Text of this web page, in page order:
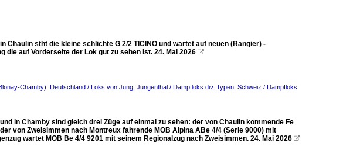
Chaulin stht die kleine schlichte G 2/2 TICINO und wartet auf neuen (Rangier) -
auf Vorderseite der Lok gut zu sehen ist. 24. Mai 2026 
Chamby) Deutschland / Loks von Jung, Jungenthal / Dampfloks div. Typen Schweiz / Dampfloks
in Chamby sind gleich drei Züge auf einmal zu sehen: der von Chaulin kommende Fe
von Zweisimmen nach Montreux fahrende MOB Alpina ABe 4/4 (Serie 9000) mit
wartet MOB Be 4/4 9201 mit seinem Regionalzug nach Zweisimmen. 24. Mai 2026 